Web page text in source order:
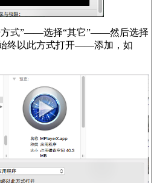
式”——选择“其它”——然后选择
终以此方式打开——添加，如